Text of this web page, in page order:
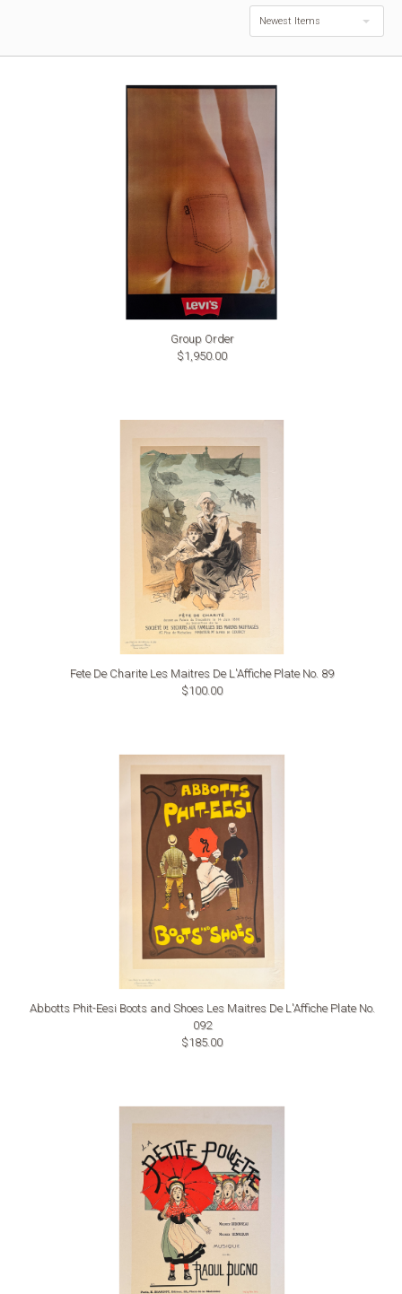
Newest Items
Group Order
$1,950.00
Fete De Charite Les Maitres De L'Affiche Plate No. 89
$100.00
Abbotts Phit-Eesi Boots and Shoes Les Maitres De L'Affiche Plate No.
092
$185.00